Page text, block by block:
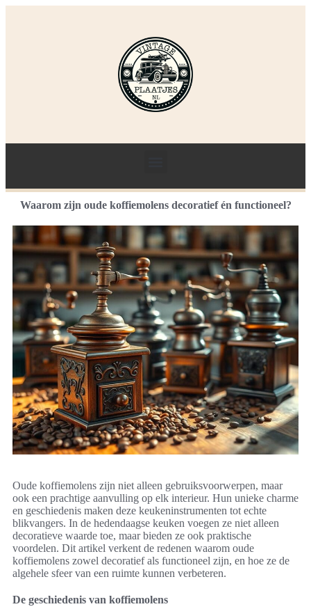
Waarom zijn oude koffiemolens decoratief én functioneel?
Oude koffiemolens zijn niet alleen gebruiksvoorwerpen, maar
ook een prachtige aanvulling op elk interieur. Hun unieke charme
en geschiedenis maken deze keukeninstrumenten tot echte
blikvangers. In de hedendaagse keuken voegen ze niet alleen
decoratieve waarde toe, maar bieden ze ook praktische
voordelen. Dit artikel verkent de redenen waarom oude
koffiemolens zowel decoratief als functioneel zijn, en hoe ze de
algehele sfeer van een ruimte kunnen verbeteren.
De geschiedenis van koffiemolens